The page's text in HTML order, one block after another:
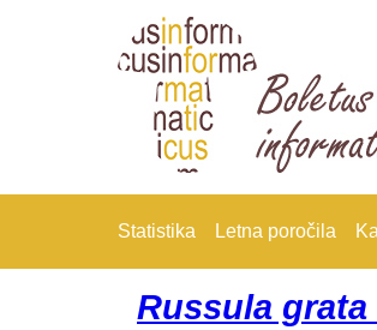
Statistika Letna poročila
Russula grata